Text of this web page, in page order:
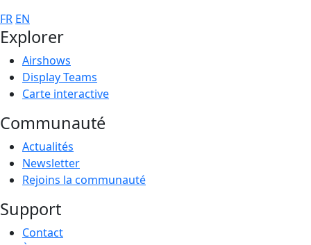
FR EN
Explorer
Airshows
Display Teams
Carte interactive
Communauté
Actualités
Newsletter
Rejoins la communauté
Support
Contact